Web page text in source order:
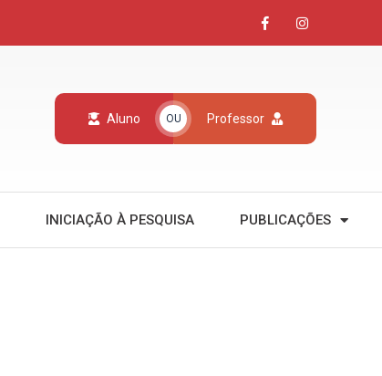
Aluno OU Professor
INICIAÇÃO À PESQUISA PUBLICAÇÕES